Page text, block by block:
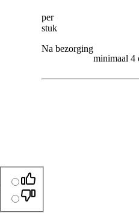
per
stuk
Na bezorging
minimaal 4